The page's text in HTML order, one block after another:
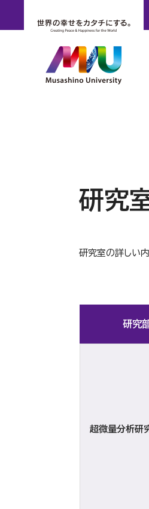
研究
研究室の詳しい
研究
超微量分析研